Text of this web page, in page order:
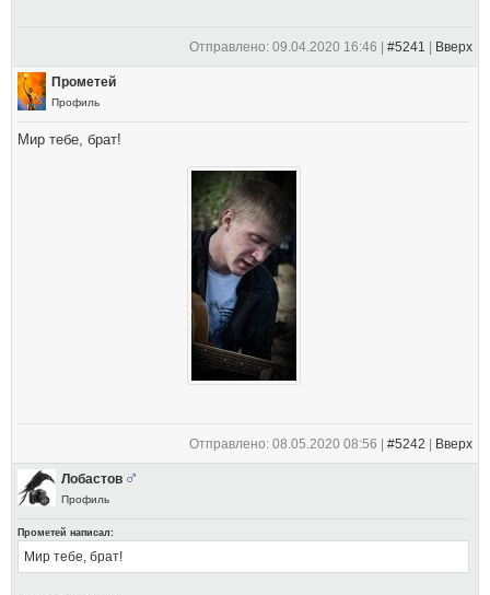
Отправлено: 09.04.2020 16:46 | #5241 Вверх
Прометей
Профиль
Мир тебе, брат!
Отправлено: 08.05.2020 08:56 | #5242 Вверх
Лобастов
Профиль
Прометей написал:
Мир тебе, брат!